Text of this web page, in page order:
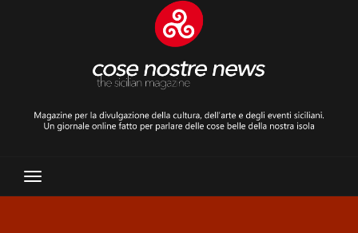
Toggle
Navigation